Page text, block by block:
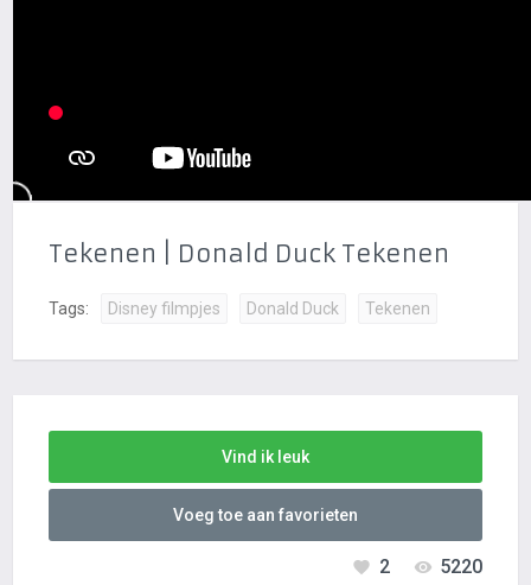
Tekenen | Donald Duck Tekenen
Tags: Disney filmpjes Donald Duck Tekenen
Vind ik leuk
Voeg toe aan favorieten
5220
2